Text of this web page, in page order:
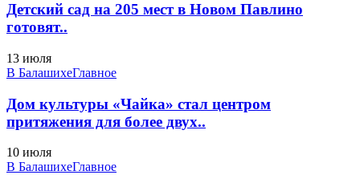
Детский сад на 205 мест в Новом Павлино
готовят..
13 июля
В БалашихеГлавное
Дом культуры «Чайка» стал центром
притяжения для более двух..
10 июля
В БалашихеГлавное